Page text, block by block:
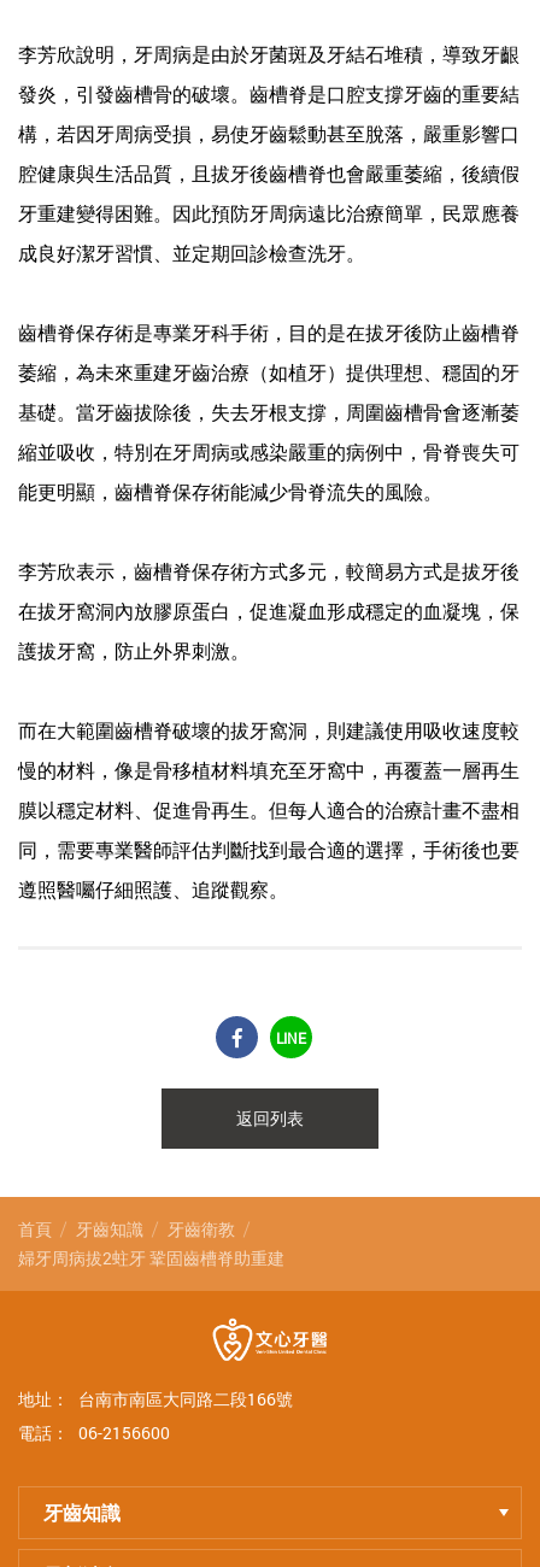
李芳欣說明，牙周病是由於牙菌斑及牙結石堆積，導致牙齦
發炎，引發齒槽骨的破壞。齒槽脊是口腔支撐牙齒的重要結
構，若因牙周病受損，易使牙齒鬆動甚至脫落，嚴重影響口
腔健康與生活品質，且拔牙後齒槽脊也會嚴重萎縮，後續假
牙重建變得困難。因此預防牙周病遠比治療簡單，民眾應養
成良好潔牙習慣、並定期回診檢查洗牙。
齒槽脊保存術是專業牙科手術，目的是在拔牙後防止齒槽脊
萎縮，為未來重建牙齒治療（如植牙）提供理想、穩固的牙
基礎。當牙齒拔除後，失去牙根支撐，周圍齒槽骨會逐漸萎
縮並吸收，特別在牙周病或感染嚴重的病例中，骨脊喪失可
能更明顯，齒槽脊保存術能減少骨脊流失的風險。
李芳欣表示，齒槽脊保存術方式多元，較簡易方式是拔牙後
在拔牙窩洞內放膠原蛋白，促進凝血形成穩定的血凝塊，保
護拔牙窩，防止外界刺激。
而在大範圍齒槽脊破壞的拔牙窩洞，則建議使用吸收速度較
慢的材料，像是骨移植材料填充至牙窩中，再覆蓋一層再生
膜以穩定材料、促進骨再生。但每人適合的治療計畫不盡相
同，需要專業醫師評估判斷找到最合適的選擇，手術後也要
遵照醫囑仔細照護、追蹤觀察。
LINE
返回列表
首頁 牙齒知識
牙齒衛教
婦牙周病拔2蛀牙 鞏固齒槽脊助重建
地址：
台南市南區大同路二段166號
電話：
06-2156600
牙齒知識